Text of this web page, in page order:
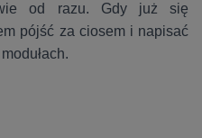
od razu. Gdy już się
pójść za ciosem i napisać